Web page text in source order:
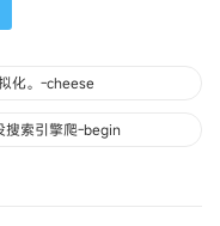
化。-cheese
搜索引擎爬-begin